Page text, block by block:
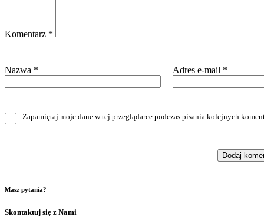
Komentarz *
Nazwa * Adres e-mail *
Zapamiętaj moje dane w tej przeglądarce podczas pisania kolejnych
Masz pytania?
Skontaktuj się z Nami